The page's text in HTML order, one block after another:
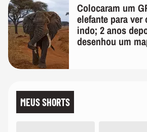
Colocaram um
elefante para ver
indo; 2 anos
desenhou um
MEUS SHORTS